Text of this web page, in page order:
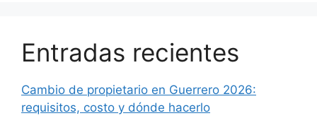
Entradas recientes
Cambio de propietario en Guerrero 2026:
requisitos, costo y dónde hacerlo